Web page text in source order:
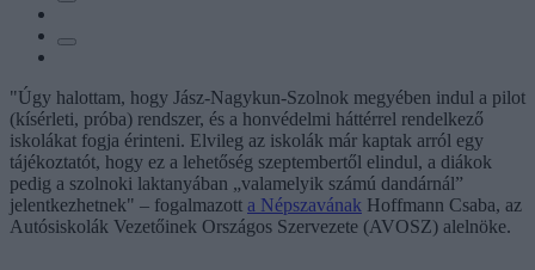
"Úgy halottam, hogy Jász-Nagykun-Szolnok megyében indul a pilot
(kísérleti, próba) rendszer, és a honvédelmi háttérrel rendelkező
iskolákat fogja érinteni. Elvileg az iskolák már kaptak arról egy
tájékoztatót, hogy ez a lehetőség szeptembertől elindul, a diákok
pedig a szolnoki laktanyában „valamelyik számú dandárnál”
jelentkezhetnek" – fogalmazott a Népszavának Hoffmann Csaba, az
Autósiskolák Vezetőinek Országos Szervezete (AVOSZ) alelnöke.